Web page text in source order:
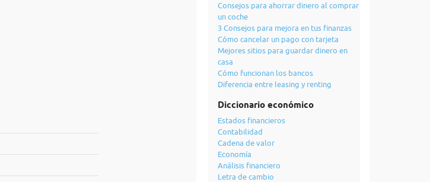
Consejos para ahorrar dinero al comprar
un coche
3 Consejos para mejora en tus finanzas
Cómo cancelar un pago con tarjeta
Mejores sitios para guardar dinero en
casa
Cómo funcionan los bancos
Diferencia entre leasing y renting
Diccionario económico
Estados financieros
Contabilidad
Cadena de valor
Economía
Análisis financiero
Letra de cambio